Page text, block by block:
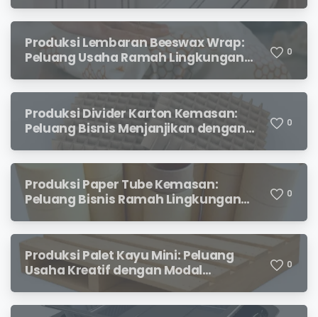
Produksi Lembaran Beeswax Wrap:
Peluang Usaha Ramah Lingkungan
yang Menjanjikan
0
Produksi Divider Karton Kemasan:
Peluang Bisnis Menjanjikan dengan
Permintaan yang Terus Meningkat
0
Produksi Paper Tube Kemasan:
Peluang Bisnis Ramah Lingkungan
0
Produksi Palet Kayu Mini: Peluang
Usaha Kreatif dengan Modal
Terjangkau dan Potensi Keuntungan
0